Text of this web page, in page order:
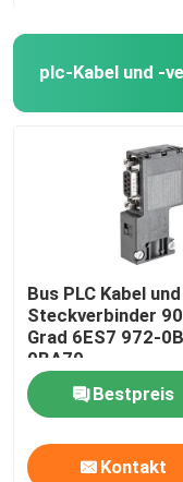
Elektrische
smps Schalter-
Digital-
Lärm-Schienen-
mit einer Breite
plc-Kabel und -
Bus PLC Kabel und
Steckverbinder 90
Grad 6ES7 972-
0BA70
Bestpreis
Kontakt